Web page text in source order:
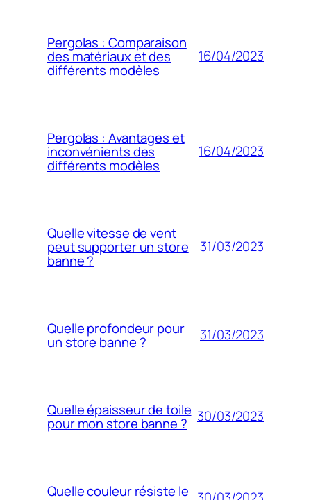
Pergolas : Comparaison
des matériaux et des
différents modèles
16/04/2023
Pergolas : Avantages et
inconvénients des
différents modèles
16/04/2023
Quelle vitesse de vent
peut supporter un store
banne ?
31/03/2023
Quelle profondeur pour
un store banne ? 31/03/2023
Quelle épaisseur de toile
pour mon store banne ? 30/03/2023
Quelle couleur résiste le